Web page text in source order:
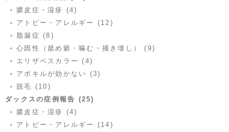
膿皮症・湿疹 (4)
アトピー・アレルギー (12)
脂漏症 (8)
心因性（舐め癖・噛む・掻き壊し） (9)
エリザベスカラー (4)
アポキルが効かない (3)
脱毛 (10)
ダックスの症例報告 (25)
膿皮症・湿疹 (4)
アトピー・アレルギー (14)